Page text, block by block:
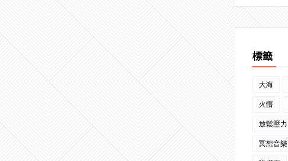
標籤
大海
火懵
放鬆壓力
冥想音樂